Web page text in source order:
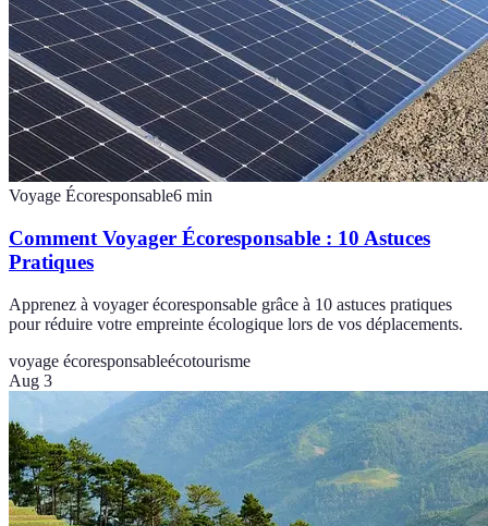
Voyage Écoresponsable6 min
Comment Voyager Écoresponsable : 10 Astuces
Pratiques
Apprenez à voyager écoresponsable grâce à 10 astuces pratiques
pour réduire votre empreinte écologique lors de vos déplacements.
voyage écoresponsableécotourisme
Aug 3